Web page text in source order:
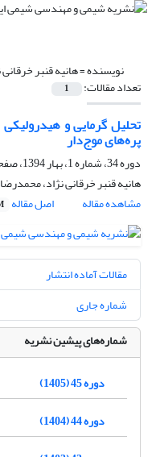
نویسنده =هانیه قنبر خرقانی
تعداد مقالات: 1
تحلیل گرمایی و
پره‌های موج‌دار
دوره 34، شماره 1، بهار 1394، صفحه
هانیه قنبر خرقانی نژاد،
مشاهده مقاله
اصل مقاله
مقالات آماده انتشار
شماره جاری
شماره‌های پیشین نشریه
دوره 45 (1405)
دوره 44 (1404)